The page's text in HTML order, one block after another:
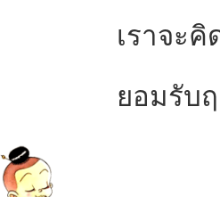
เราจะ
ยอมรับ